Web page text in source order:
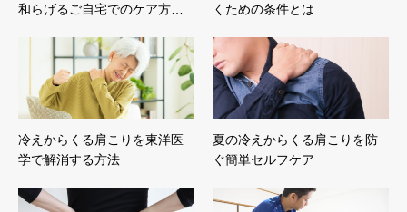
和らげるご自宅でのケア方…
くための条件とは
冷えからくる肩こりを東洋医
学で解消する方法
夏の冷えからくる肩こりを防
ぐ簡単セルフケア